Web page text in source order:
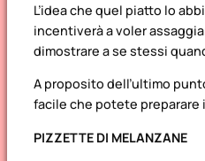
L’idea che quel piatto lo
incentiverà a voler
dimostrare a se stessi
A proposito dell’ultimo
facile che potete preparare
PIZZETTE DI MELANZANE